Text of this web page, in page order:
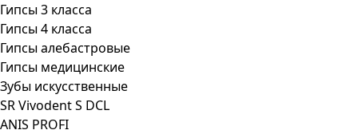
Гипсы 3 класса
Гипсы 4 класса
Гипсы алебастровые
Гипсы медицинские
Зубы искусственные
SR Vivodent S DCL
ANIS PROFI